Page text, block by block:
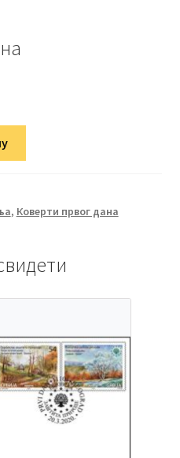
, Коверти првог дана